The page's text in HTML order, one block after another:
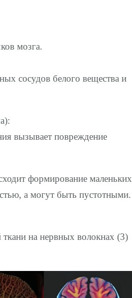
мозга.
сосудов белого вещества и
вызывает повреждение
формирование маленьких
а могут быть пустотными.
на нервных волокнах (3)